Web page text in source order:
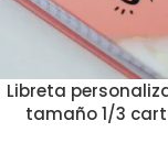
Libreta
tamaño 1/3